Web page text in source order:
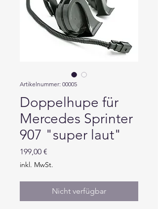
Artikelnummer: 00005
Doppelhupe für
Mercedes Sprinter
907 "super laut"
199,00 €
inkl. MwSt.
Nicht verfügbar